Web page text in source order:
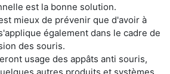
est la bonne solution.
mieux de prévenir que d'avoir à
également dans le cadre de
des souris.
usage des appâts anti souris,